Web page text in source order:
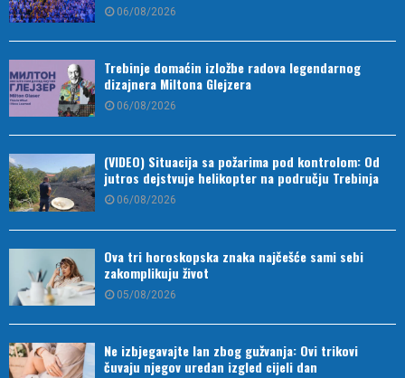
06/08/2026
Trebinje domaćin izložbe radova legendarnog
dizajnera Miltona Glejzera
06/08/2026
(VIDEO) Situacija sa požarima pod kontrolom: Od
jutros dejstvuje helikopter na području Trebinja
06/08/2026
Ova tri horoskopska znaka najčešće sami sebi
zakomplikuju život
05/08/2026
Ne izbjegavajte lan zbog gužvanja: Ovi trikovi
čuvaju njegov uredan izgled cijeli dan